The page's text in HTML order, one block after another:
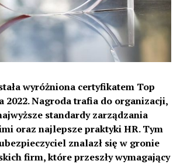
wyróżniona certyfikatem Top
2022. Nagroda trafia do organizacji,
standardy zarządzania
oraz najlepsze praktyki HR. Tym
znalazł się w gronie
firm, które przeszły wymagający